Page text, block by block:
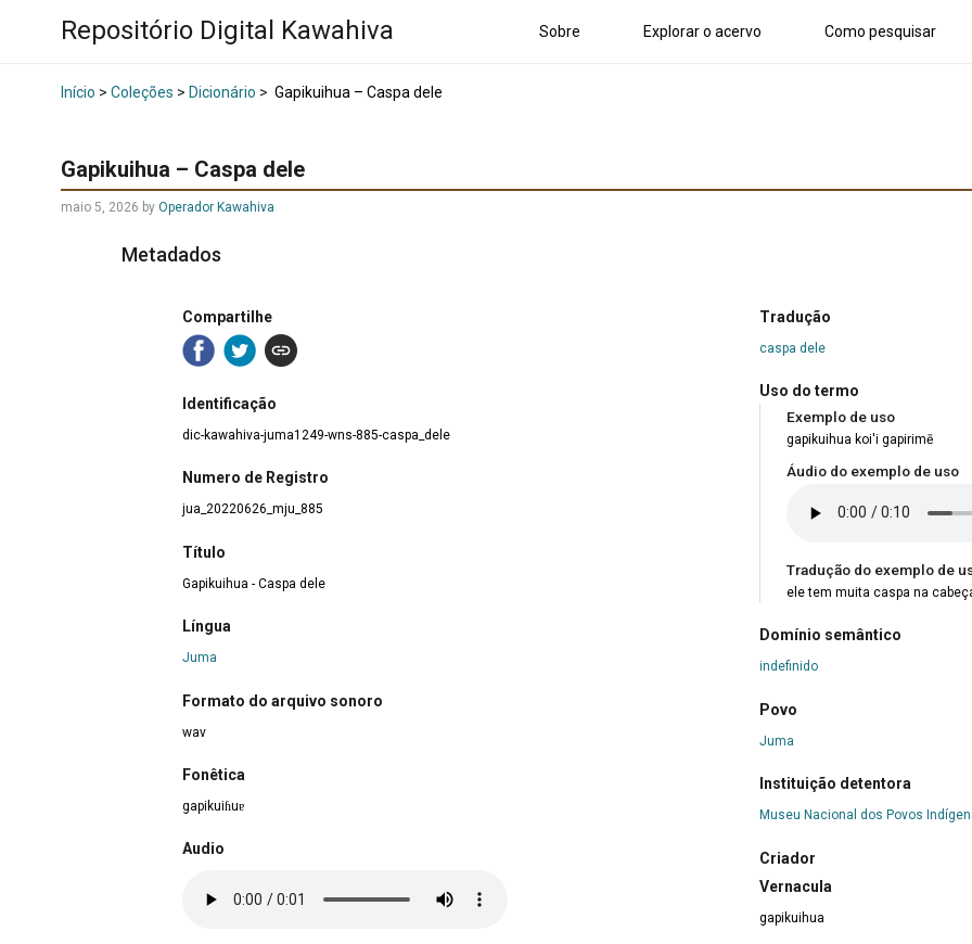
Repositório Digital Kawahiva Sobre Explorar o acervo Como pesquisar
Início > Coleções > Dicionário > Gapikuihua – Caspa dele
Gapikuihua – Caspa dele
maio 5, 2026 by Operador Kawahiva
Metadados
Compartilhe
Identificação
dic-kawahiva-juma1249-wns-885-caspa_dele
Numero de Registro
jua_20220626_mju_885
Título
Gapikuihua - Caspa dele
Língua
Juma
Formato do arquivo sonoro
wav
Fonêtica
gapikuiɦuɐ
Audio
Tradução
caspa dele
Uso do termo
Exemplo de uso
gapikuihua koi'i gapirimē
Áudio do exemplo de uso
Tradução do exemplo de
ele tem muita caspa na
Domínio semântico
indefinido
Povo
Juma
Instituição detentora
Museu Nacional dos Povos
Criador
Vernacula
gapikuihua